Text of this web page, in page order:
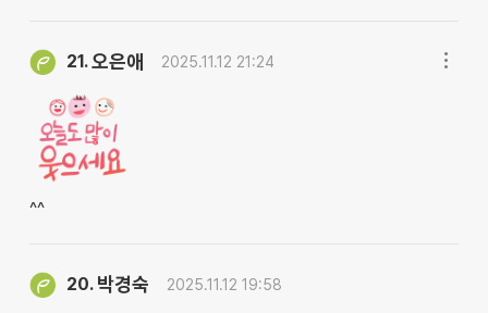
21.오은애 2025.11.12 21:24
^^
20. 박경숙 2025.11.12 19:58